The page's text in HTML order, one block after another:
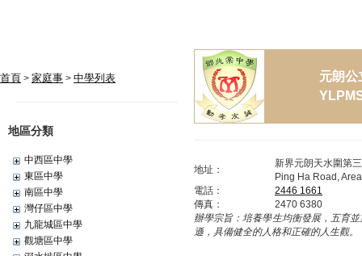
首頁 > 家庭事 > 中學列表
地區分類
中西區中學
東區中學
南區中學
灣仔區中學
九龍城區中學
觀塘區中學
元朗公
地址：
新界元朗天水圍第
Ping Ha Road,
電話：
2446 1661
傳真：
2470 6380
辦學宗旨：培養學生均衡發展，五育
遜，具備健全的人格和正確的人生觀。